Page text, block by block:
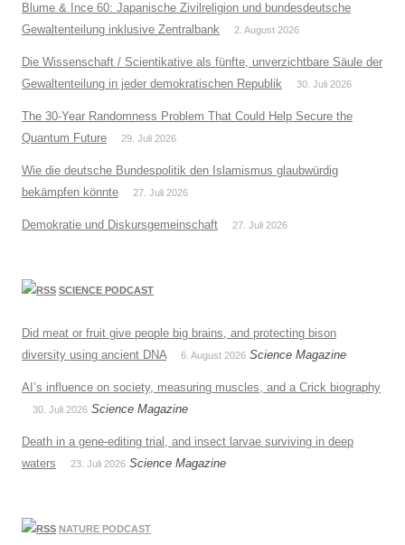
Blume & Ince 60: Japanische Zivilreligion und bundesdeutsche
Gewaltenteilung inklusive Zentralbank
2. August 2026
Die Wissenschaft / Scientikative als fünfte, unverzichtbare Säule der
Gewaltenteilung in jeder demokratischen Republik
30. Juli 2026
The 30-Year Randomness Problem That Could Help Secure the
Quantum Future
29. Juli 2026
Wie die deutsche Bundespolitik den Islamismus glaubwürdig
bekämpfen könnte
27. Juli 2026
Demokratie und Diskursgemeinschaft 27. Juli 2026
SCIENCE PODCAST
Did meat or fruit give people big brains, and protecting bison
diversity using ancient DNA
6. August 2026 Science Magazine
AI’s influence on society, measuring muscles, and a Crick biography
30. Juli 2026 Science Magazine
Death in a gene-editing trial, and insect larvae surviving in deep
waters
23. Juli 2026 Science Magazine
NATURE PODCAST